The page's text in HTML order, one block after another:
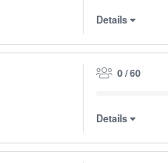
Details
0 / 60
Details